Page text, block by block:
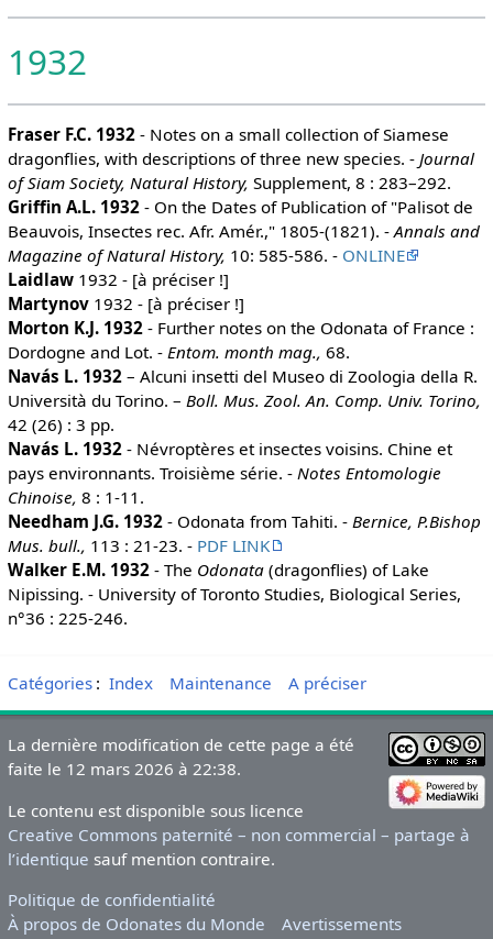
1932
Fraser F.C. 1932- Notes on a small collection of Siamese
dragonflies, with descriptions of three new species. - Journal
of Siam Society, Natural History, Supplement, 8 : 283–292.
Griffin A.L. 1932- On the Dates of Publication of "Palisot de
Beauvois, Insectes rec. Afr. Amér.," 1805-(1821). -Annals and
Magazine of Natural History, 10: 585-586. - ONLINE
Laidlaw1932 - [à préciser !]
Martynov1932 - [à préciser !]
Morton K.J. 1932- Further notes on the Odonata of France :
Dordogne and Lot. - Entom. month mag., 68.
Navás L. 1932– Alcuni insetti del Museo di Zoologia della R.
Università du Torino. – Boll. Mus. Zool. An. Comp. Univ. Torino,
42 (26) : 3 pp.
Navás L. 1932- Névroptères et insectes voisins. Chine et
pays environnants. Troisième série. - Notes Entomologie
Chinoise, 8 : 1-11.
Needham J.G. 1932- Odonata from Tahiti. - Bernice, P.Bishop
Mus. bull., 113 : 21-23. - PDF LINK
Walker E.M. 1932- The Odonata(dragonflies) of Lake
Nipissing. - University of Toronto Studies, Biological Series,
n°36 : 225-246.
Catégories: Index Maintenance A préciser
La dernière modification de cette page a été
faite le 12 mars 2026 à 22:38.
Le contenu est disponible sous licence
Creative Commons paternité – non commercial – partage à
l’identique sauf mention contraire.
Politique de confidentialité
À propos de Odonates du Monde
Avertissements